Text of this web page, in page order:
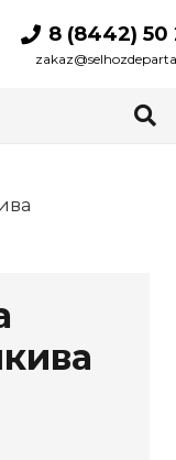
8 (8442) 50